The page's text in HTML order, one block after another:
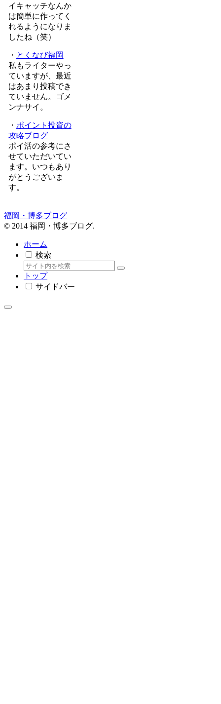
イキャッチなんか
は簡単に作ってく
れるようになりま
したね（笑）
・ とくなび福岡
私もライターやっ
ていますが、最近
はあまり投稿でき
ていません。ゴメ
ンナサイ。
・ ポイント投資の
攻略ブログ
ポイ活の参考にさ
せていただいてい
ます。いつもあり
がとうございま
す。
福岡・博多ブログ
© 2014 福岡・博多ブログ.
ホーム
検索
トップ
サイドバー